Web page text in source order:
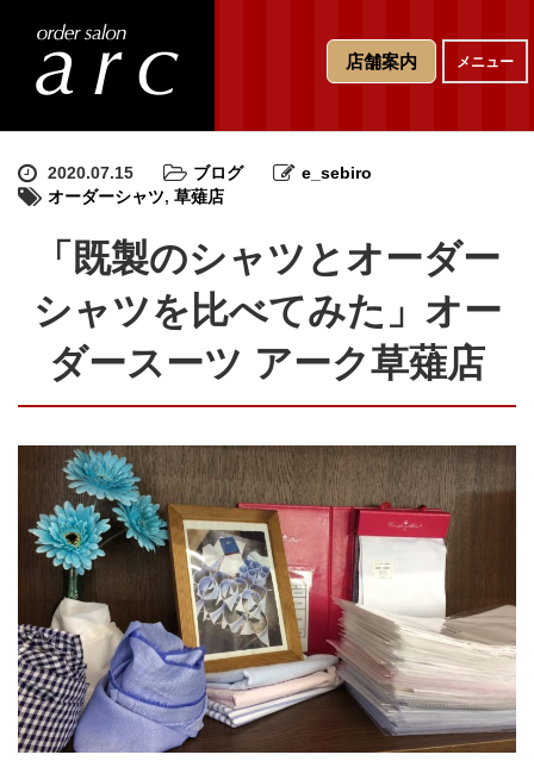
v
o
n
メニュー
店舗案内
2020.07.15 ブログ
e_sebiro
オーダーシャツ, 草薙店
「既製のシャツとオーダー
シャツを比べてみた」オー
ダースーツ アーク草薙店